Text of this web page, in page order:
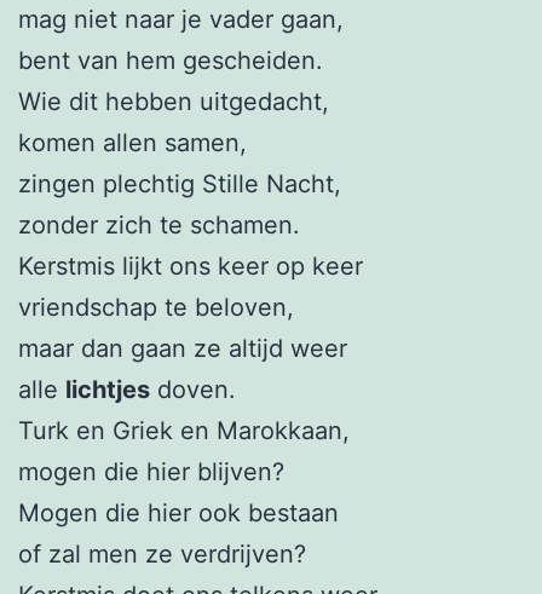
mag niet naar je vader gaan,
bent van hem gescheiden.
Wie dit hebben uitgedacht,
komen allen samen,
zingen plechtig Stille Nacht,
zonder zich te schamen.
Kerstmis lijkt ons keer op keer
vriendschap te beloven,
maar dan gaan ze altijd weer
alle lichtjes doven.
Turk en Griek en Marokkaan,
mogen die hier blijven?
Mogen die hier ook bestaan
of zal men ze verdrijven?